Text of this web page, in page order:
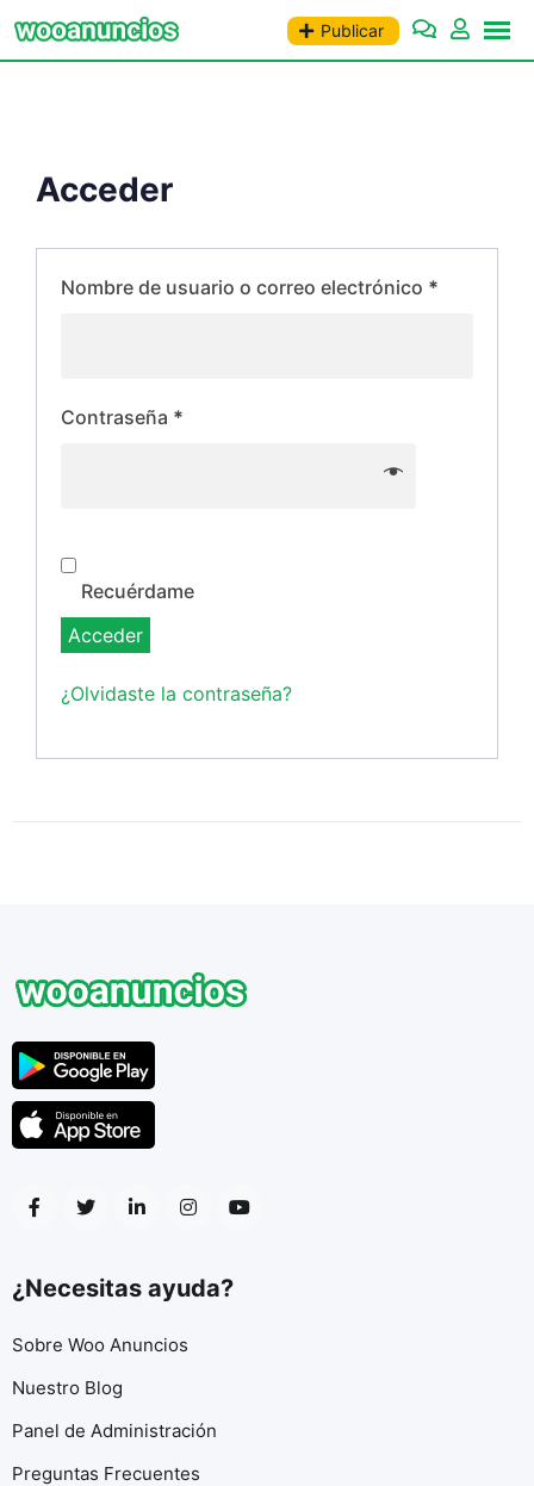
Saltar
Publicar
Acceder
Nombre de usuario o correo electrónico *
Contraseña *
Recuérdame
Acceder
¿Olvidaste la contraseña?
¿Necesitas ayuda?
Sobre Woo Anuncios
Nuestro Blog
Panel de Administración
Preguntas Frecuentes